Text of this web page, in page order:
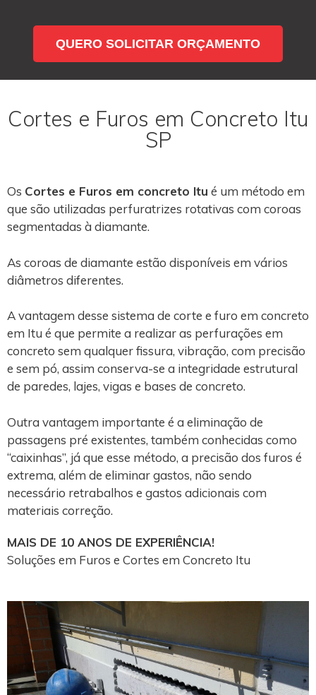
QUERO SOLICITAR ORÇAMENTO
Cortes e Furos em Concreto Itu
SP
Os Cortes e Furos em concreto Itu é um método em
que são utilizadas perfuratrizes rotativas com coroas
segmentadas à diamante.
As coroas de diamante estão disponíveis em vários
diâmetros diferentes.
A vantagem desse sistema de corte e furo em concreto
em Itu é que permite a realizar as perfurações em
concreto sem qualquer fissura, vibração, com precisão
e sem pó, assim conserva-se a integridade estrutural
de paredes, lajes, vigas e bases de concreto.
Outra vantagem importante é a eliminação de
passagens pré existentes, também conhecidas como
“caixinhas”, já que esse método, a precisão dos furos é
extrema, além de eliminar gastos, não sendo
necessário retrabalhos e gastos adicionais com
materiais correção.
MAIS DE 10 ANOS DE EXPERIÊNCIA!
Soluções em Furos e Cortes em Concreto Itu